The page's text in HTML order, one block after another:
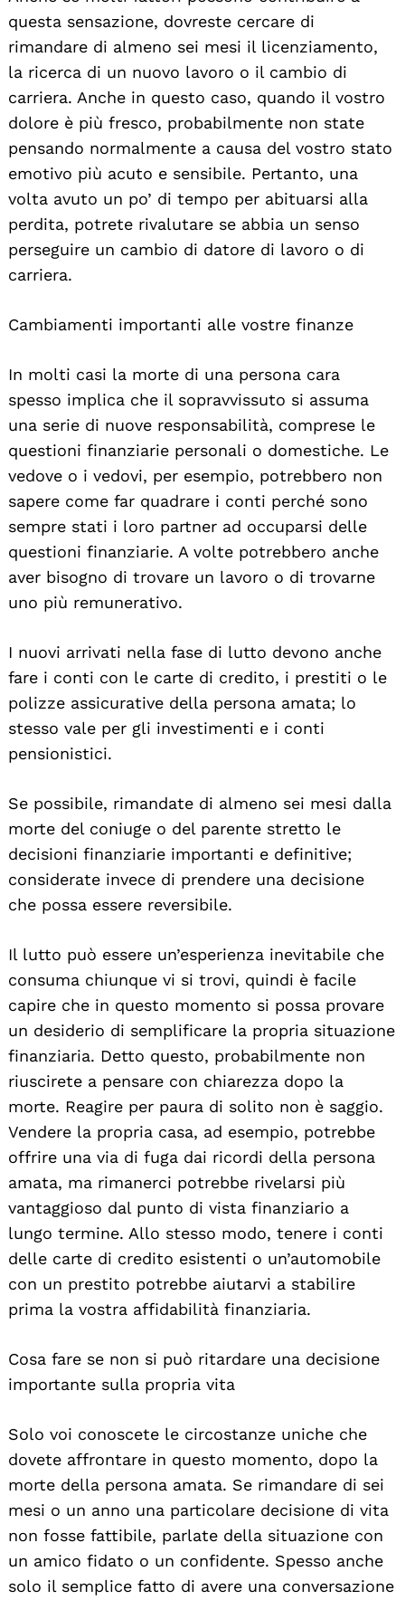
questa sensazione, dovreste cercare di
rimandare di almeno sei mesi il licenziamento,
la ricerca di un nuovo lavoro o il cambio di
carriera. Anche in questo caso, quando il vostro
dolore è più fresco, probabilmente non state
pensando normalmente a causa del vostro stato
emotivo più acuto e sensibile. Pertanto, una
volta avuto un po’ di tempo per abituarsi alla
perdita, potrete rivalutare se abbia un senso
perseguire un cambio di datore di lavoro o di
carriera.
Cambiamenti importanti alle vostre finanze
In molti casi la morte di una persona cara
spesso implica che il sopravvissuto si assuma
una serie di nuove responsabilità, comprese le
questioni finanziarie personali o domestiche. Le
vedove o i vedovi, per esempio, potrebbero non
sapere come far quadrare i conti perché sono
sempre stati i loro partner ad occuparsi delle
questioni finanziarie. A volte potrebbero anche
aver bisogno di trovare un lavoro o di trovarne
uno più remunerativo.
I nuovi arrivati nella fase di lutto devono anche
fare i conti con le carte di credito, i prestiti o le
polizze assicurative della persona amata; lo
stesso vale per gli investimenti e i conti
pensionistici.
Se possibile, rimandate di almeno sei mesi dalla
morte del coniuge o del parente stretto le
decisioni finanziarie importanti e definitive;
considerate invece di prendere una decisione
che possa essere reversibile.
Il lutto può essere un’esperienza inevitabile che
consuma chiunque vi si trovi, quindi è facile
capire che in questo momento si possa provare
un desiderio di semplificare la propria situazione
finanziaria. Detto questo, probabilmente non
riuscirete a pensare con chiarezza dopo la
morte. Reagire per paura di solito non è saggio.
Vendere la propria casa, ad esempio, potrebbe
offrire una via di fuga dai ricordi della persona
amata, ma rimanerci potrebbe rivelarsi più
vantaggioso dal punto di vista finanziario a
lungo termine. Allo stesso modo, tenere i conti
delle carte di credito esistenti o un’automobile
con un prestito potrebbe aiutarvi a stabilire
prima la vostra affidabilità finanziaria.
Cosa fare se non si può ritardare una decisione
importante sulla propria vita
Solo voi conoscete le circostanze uniche che
dovete affrontare in questo momento, dopo la
morte della persona amata. Se rimandare di sei
mesi o un anno una particolare decisione di vita
non fosse fattibile, parlate della situazione con
un amico fidato o un confidente. Spesso anche
solo il semplice fatto di avere una conversazione
Search